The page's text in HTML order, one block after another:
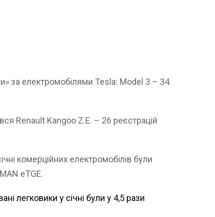
за електромобілями Tesla: Model 3 – 34
Renault Kangoo Z.E. – 26 реєстрацій
комерційних електромобілів були
eTGE.
легковики у січні були у 4,5 рази